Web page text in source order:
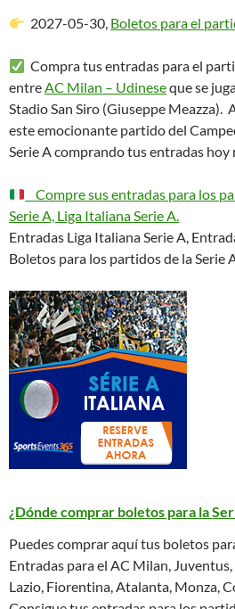
2027-05-30, Boletos para el
Compra tus entradas para el
entreAC Milan – Udineseque se
Stadio San Siro (Giuseppe Meazza).
este emocionante partido del
Serie A comprando tus entradas
Compre sus entradas para los
Serie A, Liga Italiana Serie A.
Entradas Liga Italiana Serie A,
Boletos para los partidos de la Serie
¿Dónde comprar boletos para la
Puedes comprar aquí tus boletos
Entradas para el AC Milan,
Lazio, Fiorentina, Atalanta, Monza,